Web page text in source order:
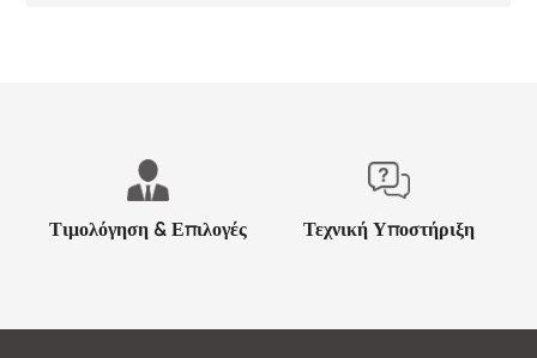
Τιμολόγηση & Επιλογές Τεχνική Υποστήριξη